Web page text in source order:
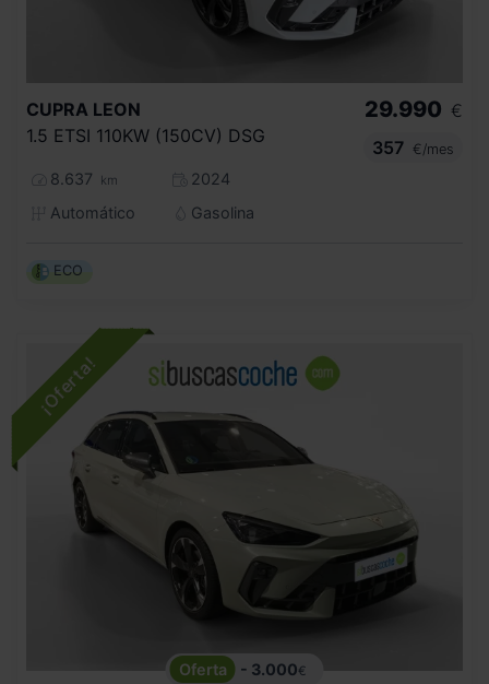
CUPRA LEON
1.5 ETSI 110KW (150CV) DSG
8.637 km
2024
Automático
Gasolina
29.990 €
357
€/mes
ECO
- 3.000€